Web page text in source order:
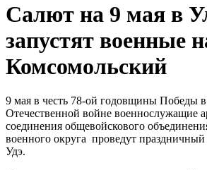
Салют на 9 мая в
запустят военные
Комсомольский
9 мая в честь 78-ой годовщины Победы
Отечественной войне военнослужащие
соединения общевойскового
военного округа проведут
Удэ.